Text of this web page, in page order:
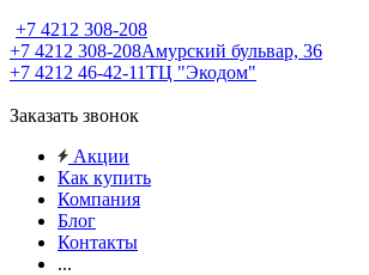
+7 4212 308-208
+7 4212 308-208Амурский бульвар, 36
+7 4212 46-42-11ТЦ "Экодом"
Заказать звонок
Акции
Как купить
Компания
Блог
Контакты
...